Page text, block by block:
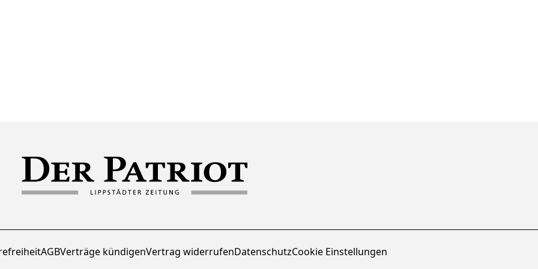
AGBVerträge kündigenVertrag widerrufenDatenschutzCookie Einstellungen